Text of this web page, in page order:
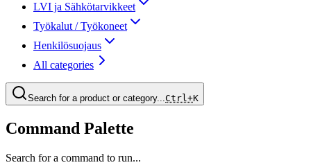
LVI ja Sähkötarvikkeet
Työkalut / Työkoneet
Henkilösuojaus
All categories
Search for a product or category...Ctrl+K
Command Palette
Search for a command to run...